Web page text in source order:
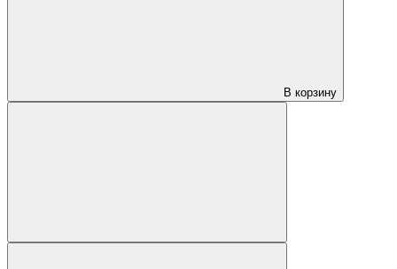
В корзину